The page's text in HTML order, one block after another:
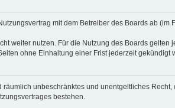
mit dem Betreiber des Boards ab
weiter nutzen. Für die Nutzung des Boards gelten
ohne Einhaltung einer Frist jederzeit gekündigt
unbeschränktes und unentgeltliches
bestehen.